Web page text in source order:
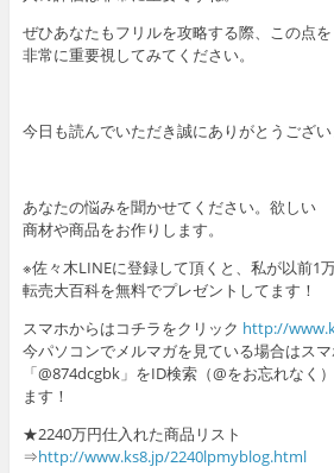
ぜひあなたもフリルを攻略する際、この点を
非常に重要視してみてください。
今日も読んでいただき誠にありがとうござい
あなたの悩みを聞かせてください。欲しい
商材や商品をお作りします。
※佐々木LINEに登録して頂くと、私が以前1
転売大百科を無料でプレゼントしてます！
スマホからはコチラをクリック http://
今パソコンでメルマガを見ている場合はス
「@874dcgbk」をID検索（@をお忘れなく
ます！
★2240万円仕入れた商品リスト
⇒http://www.ks8.jp/2240lpmyblog.html